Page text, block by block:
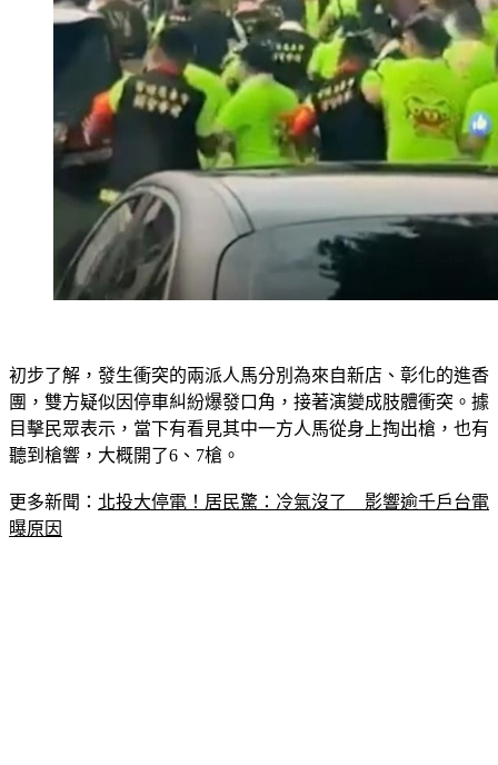
初步了解，發生衝突的兩派人馬分別為來自新店、彰化的進香
團，雙方疑似因停車糾紛爆發口角，接著演變成肢體衝突。據
目擊民眾表示，當下有看見其中一方人馬從身上掏出槍，也有
更多新聞：